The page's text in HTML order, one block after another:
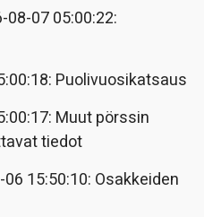
08-07 05:00:22:
Puolivuosikatsaus
Muut pörssin
tiedot
15:50:10: Osakkeiden